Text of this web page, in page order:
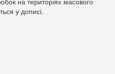
у дописі.